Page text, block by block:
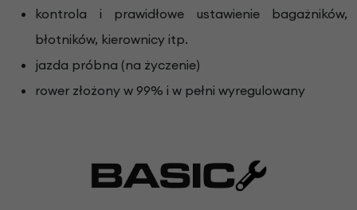
kontrola i prawidłowe ustawienie bagażników,
błotników, kierownicy itp.
jazda próbna (na życzenie)
rower złożony w 99% i w pełni wyregulowany